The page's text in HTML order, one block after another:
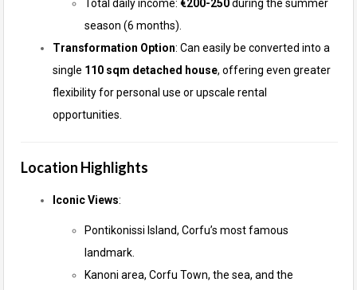
Total daily income: €200-250during the summer
season (6 months).
Transformation Option: Can easily be converted into a
single 110 sqm detached house, offering even greater
flexibility for personal use or upscale rental
opportunities.
Location Highlights
Iconic Views:
Pontikonissi Island, Corfu’s most famous
landmark.
Kanoni area, Corfu Town, the sea, and the